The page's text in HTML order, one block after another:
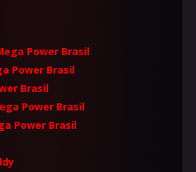
Power Brasil
Power Brasil
Brasil
Power Brasil
Power Brasil